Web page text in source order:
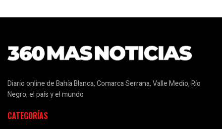
Diario online de Bahía Blanca, Comarca Serrana, Valle Medio, Río
Negro, el país y el mundo
CATEGORÍAS